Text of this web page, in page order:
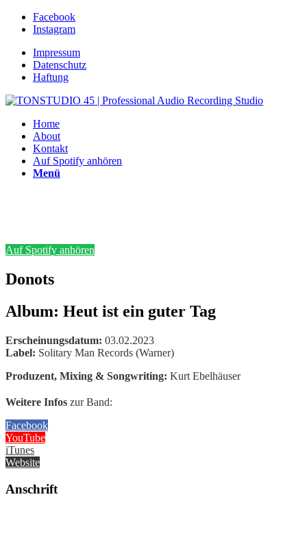
Facebook
Instagram
Impressum
Datenschutz
Haftung
Home
About
Kontakt
Auf Spotify anhören
Menü
Auf Spotify anhören
Donots
Album: Heut ist ein guter Tag
Erscheinungsdatum: 03.02.2023
Label: Solitary Man Records (Warner)
Produzent, Mixing & Songwriting: Kurt Ebelhäuser
Weitere Infos zur Band:
Facebook
YouTube
iTunes
Website
Anschrift